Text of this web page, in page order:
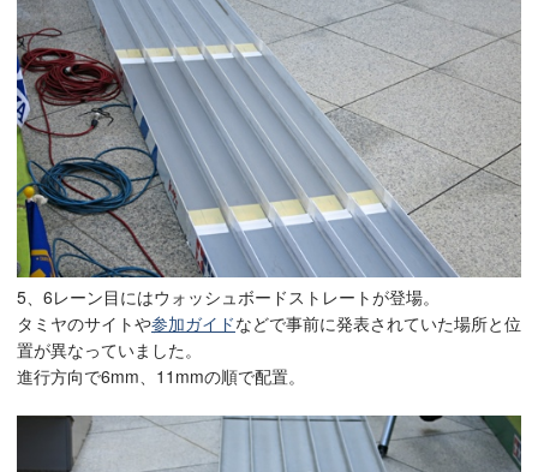
5、6レーン目にはウォッシュボードストレートが登場。
タミヤのサイトや参加ガイドなどで事前に発表されていた場所と位
置が異なっていました。
進行方向で6mm、11mmの順で配置。